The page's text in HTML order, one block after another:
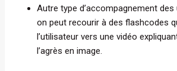
Autre type d’accompagnement
on peut recourir à des flashcodes
l’utilisateur vers une vidéo
l’agrès en image.